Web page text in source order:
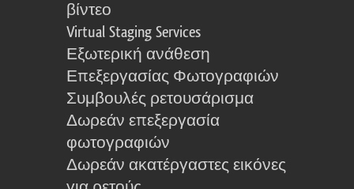
βίντεο
Virtual Staging Services
Εξωτερική ανάθεση
Επεξεργασίας Φωτογραφιών
Συμβουλές ρετουσάρισμα
Δωρεάν επεξεργασία
φωτογραφιών
Δωρεάν ακατέργαστες εικόνες